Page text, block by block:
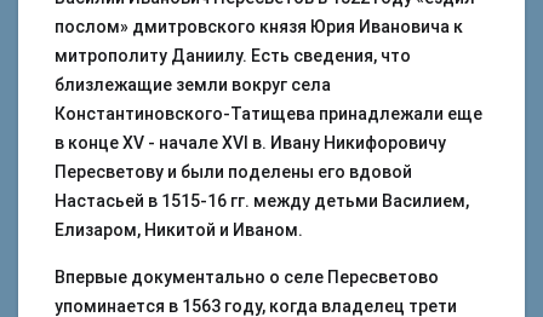
послом» дмитровского князя Юрия Ивановича к
митрополиту Даниилу. Есть сведения, что
близлежащие земли вокруг села
Константиновского-Татищева принадлежали еще
в конце XV - начале XVI в. Ивану Никифоровичу
Пересветову и были поделены его вдовой
Настасьей в 1515-16 гг. между детьми Василием,
Елизаром, Никитой и Иваном.
Впервые документально о селе Пересветово
упоминается в 1563 году, когда владелец трети